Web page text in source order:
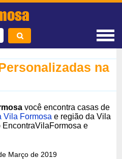
na
você encontra casas de
Vila Formosa e região da Vila
EncontraVilaFormosa e
Março de 2019